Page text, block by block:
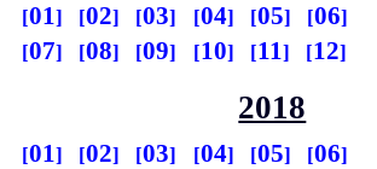
01 02 03 04 05
06
07
08 09 10 11 12
2018
01 02 03 04 05
06